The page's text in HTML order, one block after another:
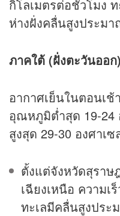
กิโลเมตรต่อชั่วโมง
ห่างฝั่งคลื่นสูงประม
ภาคใต้ (ฝั่งตะวันออก)
อากาศเย็นในตอนเ
อุณหภูมิต่ำสุด 19-24
สูงสุด 29-30 องศาเซ
ตั้งแต่จังหวัดสุรา
เฉียงเหนือ ความเ
ทะเลมีคลื่นสูงประ